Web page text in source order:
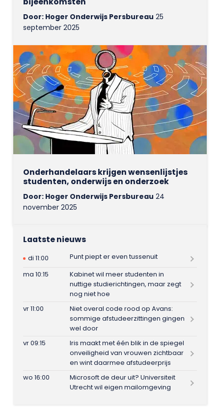
Door: Hoger Onderwijs Persbureau 25
september 2025
Onderhandelaars krijgen wensenlijstjes
studenten, onderwijs en onderzoek
Door: Hoger Onderwijs Persbureau 24
november 2025
Laatste nieuws
di 11:00
Punt piept er even tussenuit
ma 10:15
Kabinet wil meer studenten in
nuttige studierichtingen, maar zegt
nog niet hoe
vr 11:00
Niet overal code rood op Avans:
sommige afstudeerzittingen gingen
wel door
vr 09:15
Iris maakt met één blik in de spiegel
onveiligheid van vrouwen zichtbaar
en wint daarmee afstudeerprijs
wo 16:00
Microsoft de deur uit? Universiteit
Utrecht wil eigen mailomgeving